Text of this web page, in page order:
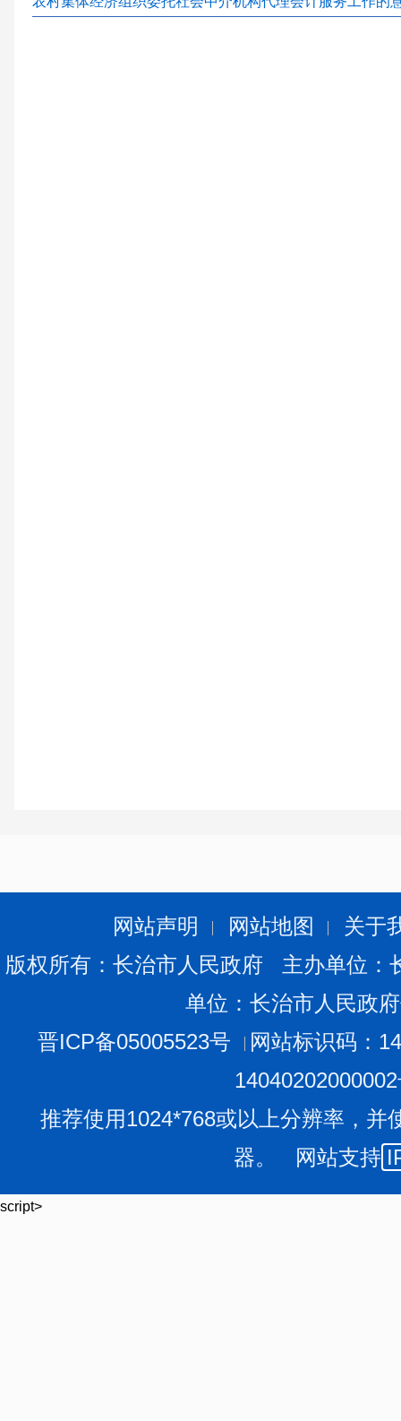
网站声明 网站地图
关于
版权所有：长治市人民政府 主办单位
单位：长治市人民政
晋ICP备05005523号
网站标识码：
推荐使用1024*768或以上分辨率，并
器。 网站支持
script>